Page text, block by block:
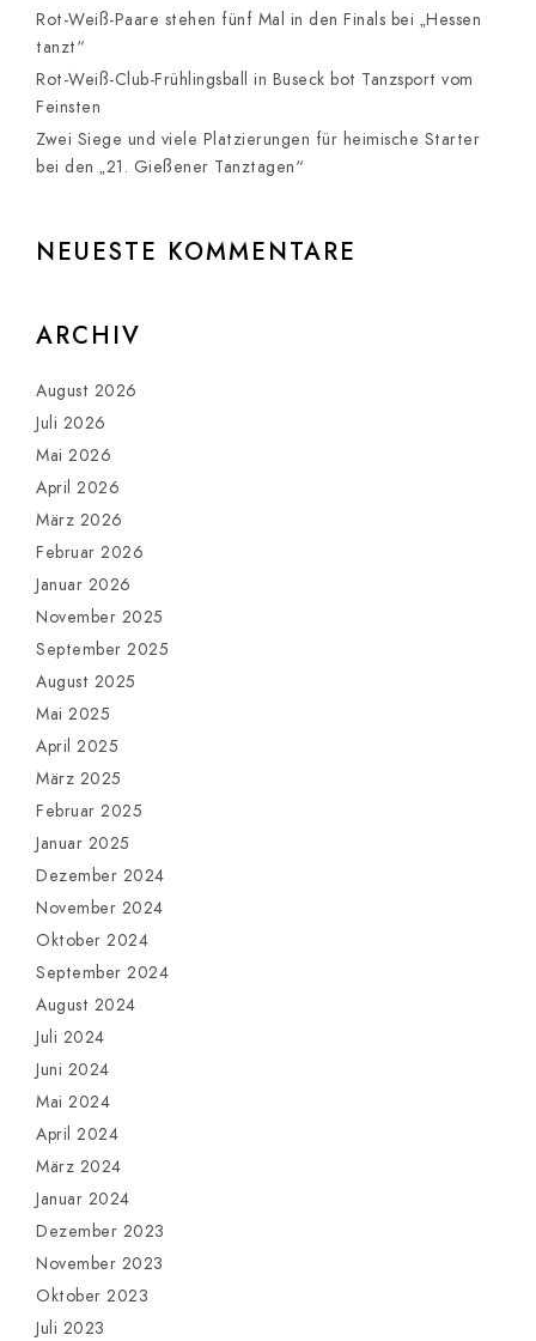
Rot-Weiß-Paare stehen fünf Mal in den Finals bei „Hessen
tanzt“
Rot-Weiß-Club-Frühlingsball in Buseck bot Tanzsport vom
Feinsten
Zwei Siege und viele Platzierungen für heimische Starter
bei den „21. Gießener Tanztagen“
NEUESTE KOMMENTARE
ARCHIV
August 2026
Juli 2026
Mai 2026
April 2026
März 2026
Februar 2026
Januar 2026
November 2025
September 2025
August 2025
Mai 2025
April 2025
März 2025
Februar 2025
Januar 2025
Dezember 2024
November 2024
Oktober 2024
September 2024
August 2024
Juli 2024
Juni 2024
Mai 2024
April 2024
März 2024
Januar 2024
Dezember 2023
November 2023
Oktober 2023
Juli 2023